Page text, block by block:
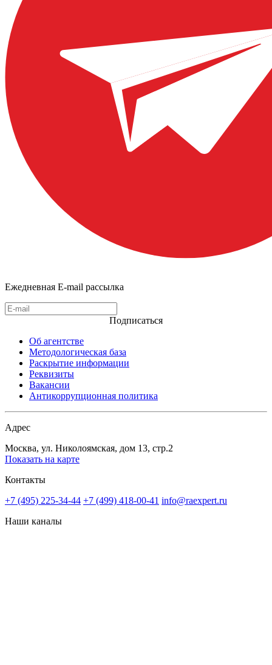
Ежедневная E-mail рассылка
Подписаться
Об агентстве
Методологическая база
Раскрытие информации
Реквизиты
Вакансии
Антикоррупционная политика
Адрес
Москва, ул. Николоямская, дом 13, стр.2
Показать на карте
Контакты
+7 (495) 225-34-44 +7 (499) 418-00-41 info@raexpert.ru
Наши каналы